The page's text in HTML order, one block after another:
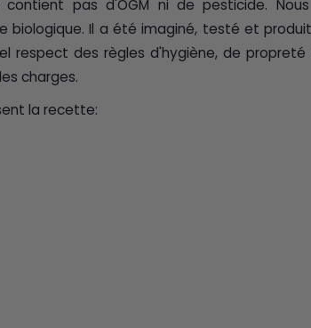
pas d'OGM ni de pesticide.
biologique. Il a été imaginé, testé et
respect des règles d'hygiène, de
charges.
la recette: